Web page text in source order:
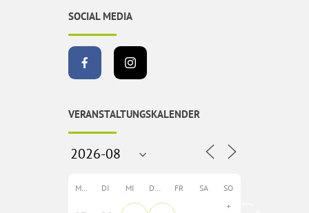
SOCIAL MEDIA
VERANSTALTUNGSKALENDER
MO DI MI DO FR SA SO
+